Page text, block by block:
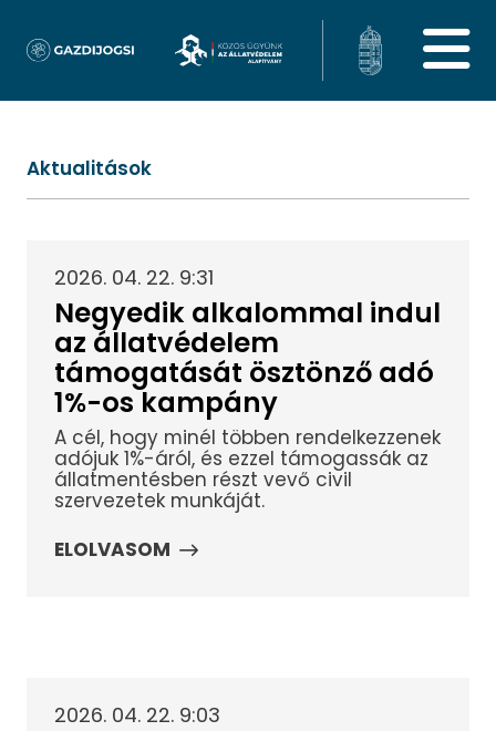
Aktualitások
2026. 04. 22. 9:31
Negyedik alkalommal indul
az állatvédelem
támogatását ösztönző adó
1%-os kampány
A cél, hogy minél többen rendelkezzenek
adójuk 1%-áról, és ezzel támogassák az
állatmentésben részt vevő civil
szervezetek munkáját.
ELOLVASOM
2026. 04. 22. 9:03